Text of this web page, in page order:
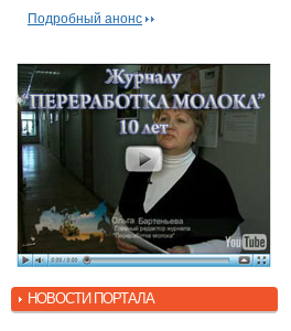
Подробный анонс
НОВОСТИ ПОРТАЛА